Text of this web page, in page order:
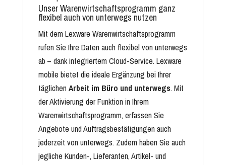
Unser Warenwirtschaftsprogramm ganz
flexibel auch von unterwegs nutzen
Mit dem Lexware Warenwirtschaftsprogramm
rufen Sie Ihre Daten auch flexibel von unterwegs
ab – dank integriertem Cloud-Service. Lexware
mobile bietet die ideale Ergänzung bei Ihrer
täglichen Arbeit im Büro und unterwegs. Mit
der Aktivierung der Funktion in Ihrem
Warenwirtschaftsprogramm, erfassen Sie
Angebote und Auftragsbestätigungen auch
jederzeit von unterwegs. Zudem haben Sie auch
jegliche Kunden-, Lieferanten, Artikel- und